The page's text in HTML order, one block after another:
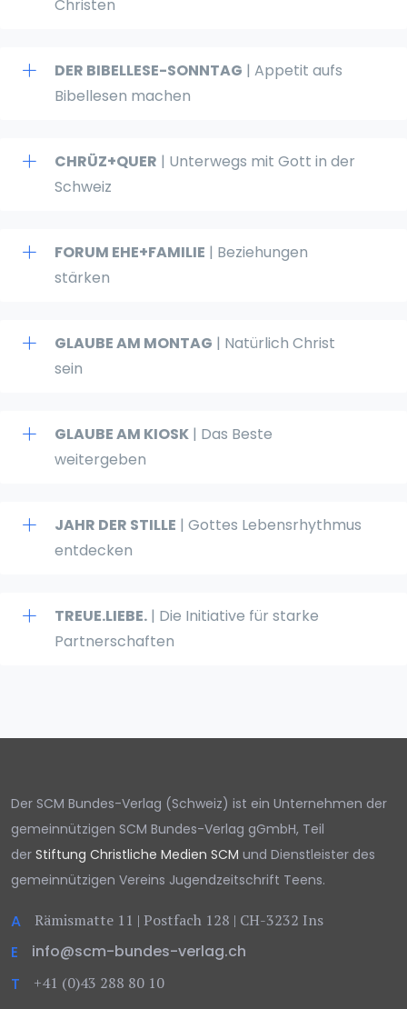
Christen
DER BIBELLESE-SONNTAG | Appetit aufs
Bibellesen machen
CHRÜZ+QUER | Unterwegs mit Gott in der
Schweiz
FORUM EHE+FAMILIE | Beziehungen
stärken
GLAUBE AM MONTAG | Natürlich Christ
sein
GLAUBE AM KIOSK | Das Beste
weitergeben
JAHR DER STILLE | Gottes Lebensrhythmus
entdecken
TREUE.LIEBE. | Die Initiative für starke
Partnerschaften
Der SCM Bundes-Verlag (Schweiz) ist ein Unternehmen der
gemeinnützigen SCM Bundes-Verlag gGmbH, Teil
der Stiftung Christliche Medien SCM und Dienstleister des
gemeinnützigen Vereins Jugendzeitschrift Teens.
A Rämismatte 11 | Postfach 128 | CH-3232 Ins
E
info@scm-bundes-verlag.ch
T
+41 (0)43 288 80 10